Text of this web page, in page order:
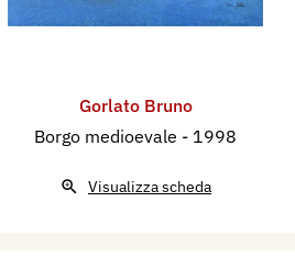
Gorlato Bruno
Borgo medioevale - 1998
Visualizza scheda